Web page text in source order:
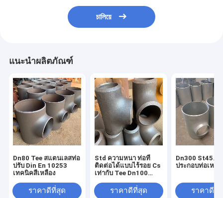
চালিয়ে
แนะนำผลิตภัณฑ์
Dn80 Tee สแตนเลสท่อ
ปรับ Din En 10253
เทคนิคสีเหลือง
ราคาดีที่สุด
Std ความหนา ท่อที่
ติดต่อได้แบบไร้รอย Cs
เท่ากับ Tee Dn100
ราคาดีที่สุด
Dn300 St45.8
ประกอบท่อเหล็ก
ราคาดีที่